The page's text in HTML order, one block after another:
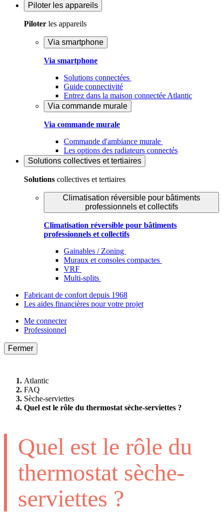
Piloter les appareils
Piloter les appareils
Via smartphone
Via smartphone
Solutions connectées
Guide connectivité
Entrez dans la maison connectée Atlantic
Via commande murale
Via commande murale
Commande d'ambiance murale
Les options des radiateurs connectés
Solutions collectives et tertiaires
Solutions collectives et tertiaires
Climatisation réversible pour bâtiments
professionnels et collectifs
Climatisation réversible pour bâtiments
professionnels et collectifs
Gainables / Zoning
Muraux et consoles compactes
VRF
Multi-splits
Fabricant de confort depuis 1968
Les aides financières pour votre projet
Me connecter
Professionnel
Fermer
Atlantic
FAQ
Sèche-serviettes
Quel est le rôle du thermostat sèche-serviettes ?
Quel est le rôle du
thermostat sèche-
serviettes ?